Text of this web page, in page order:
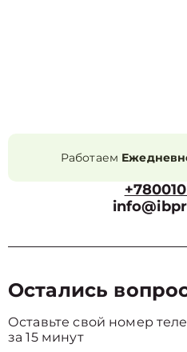
Работаем
Остались
Оставьте свой номер
за 15 минут